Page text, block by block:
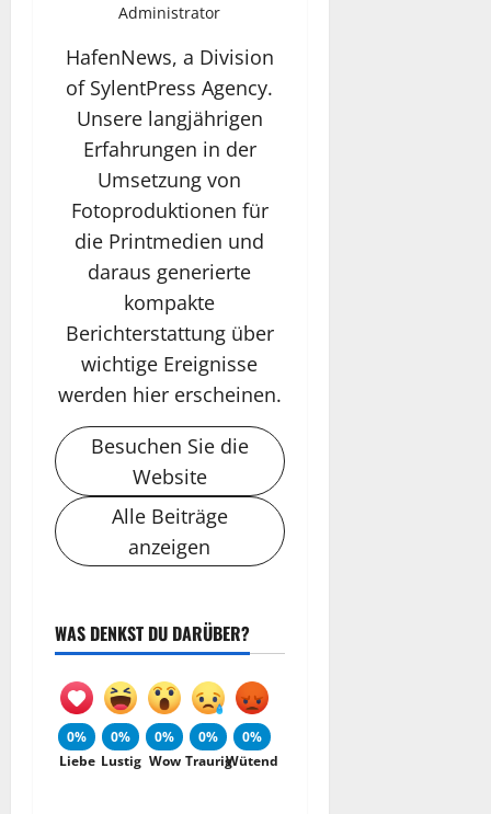
Administrator
HafenNews, a Division
of SylentPress Agency.
Unsere langjährigen
Erfahrungen in der
Umsetzung von
Fotoproduktionen für
die Printmedien und
daraus generierte
kompakte
Berichterstattung über
wichtige Ereignisse
werden hier erscheinen.
Besuchen Sie die
Website
Alle Beiträge
anzeigen
WAS DENKST DU DARÜBER?
0%
Liebe
0%
Lustig
0%
Wow
0%
Traurig
0%
Wütend